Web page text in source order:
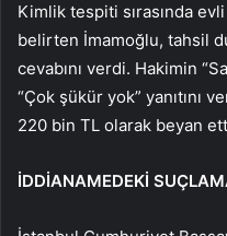
Kimlik tespiti sırasında
belirten İmamoğlu, tahsil
cevabını verdi. Hakimin
“Çok şükür yok” yanıtını
220 bin TL olarak beyan
İDDİANAMEDEKİ